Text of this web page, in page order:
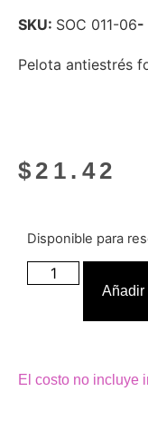
SKU: SOC 011-06-
Pelota antiestrés
$ 21.42
Disponible para
Añadir
El costo no incluye